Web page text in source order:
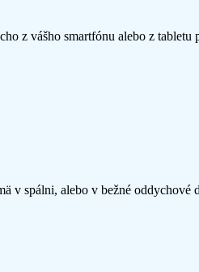
z vášho smartfónu alebo z
v spálni, alebo v bežné